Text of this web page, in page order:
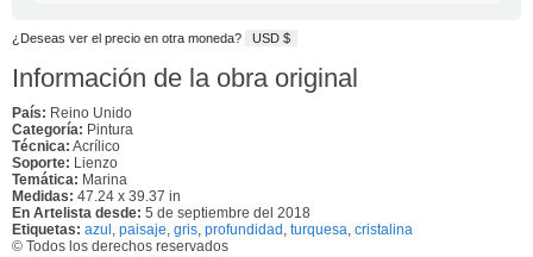
¿Deseas ver el precio en otra moneda? USD $
Información de la obra original
País: Reino Unido
Categoría: Pintura
Técnica: Acrílico
Soporte: Lienzo
Temática: Marina
Medidas: 47.24 x 39.37 in
En Artelista desde: 5 de septiembre del 2018
Etiquetas: azul , paisaje, gris, profundidad , turquesa, cristalina
© Todos los derechos reservados